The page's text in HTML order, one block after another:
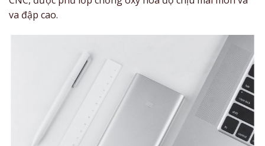
va đập cao.